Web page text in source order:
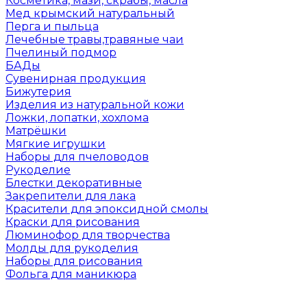
Мед крымский натуральный
Перга и пыльца
Лечебные травы,травяные чаи
Пчелиный подмор
БАДы
Сувенирная продукция
Бижутерия
Изделия из натуральной кожи
Ложки, лопатки, хохлома
Матрёшки
Мягкие игрушки
Наборы для пчеловодов
Рукоделие
Блестки декоративные
Закрепители для лака
Красители для эпоксидной смолы
Краски для рисования
Люминофор для творчества
Молды для рукоделия
Наборы для рисования
Фольга для маникюра